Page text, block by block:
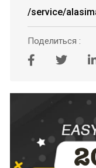
/service/
Поделиться :